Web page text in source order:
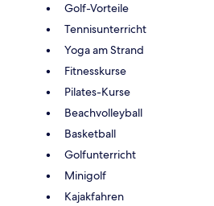
Golf-Vorteile
Tennisunterricht
Yoga am Strand
Fitnesskurse
Pilates-Kurse
Beachvolleyball
Basketball
Golfunterricht
Minigolf
Kajakfahren